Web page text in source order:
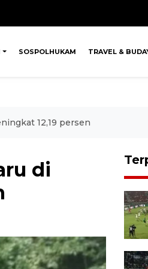
SOSPOLHUKAM TRAVEL &
12,19 persen
di